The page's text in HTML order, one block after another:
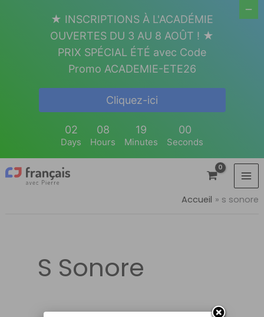
Accueil s sonore
S Sonore
★ INSCRIPTIONS À L'ACADÉMIE
OUVERTES DU 3 AU 8 AOÛT ! ★
PRIX SPÉCIAL ÉTÉ avec Code
Promo ACADEMIE-ETE26
Cliquez-ici
02
Days
08
Hours
19
Minutes
00
Seconds